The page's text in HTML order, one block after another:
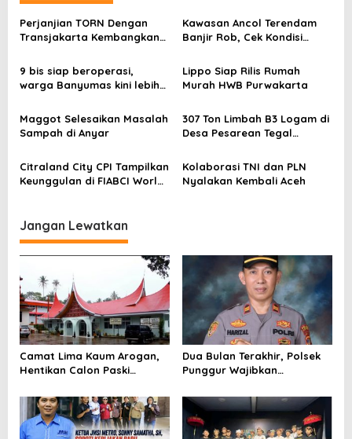
s
i
p
o
s
Perjanjian TORN Dengan
Transjakarta Kembangkan
Kawasan Ancol Terendam
Banjir Rob, Cek Kondisi
9 bis siap beroperasi,
warga Banyumas kini lebih
Lippo Siap Rilis Rumah
Murah HWB Purwakarta
Maggot Selesaikan Masalah
Sampah di Anyar
307 Ton Limbah B3 Logam di
Desa Pesarean Tegal
Citraland City CPI Tampilkan
Keunggulan di FIABCI World
Kolaborasi TNI dan PLN
Nyalakan Kembali Aceh
Jangan Lewatkan
Camat Lima Kaum Arogan,
Hentikan Calon Paski
Anak Drop”
Dua Bulan Terakhir, Polsek
Punggur Wajibkan
Helm Saat Masuk Mapolsek